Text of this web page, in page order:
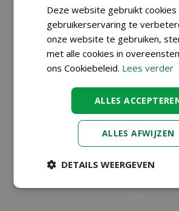
Gepubliceerd op4
augustus 2026
Ga je deze zomer
niet op vakantie?
Maak er dan in
eigen balkon of
(dak)terras een
vakantieparadijsje
, ook voor de
2026
Wij
de
Lees
Deze website gebruikt cookies
gebruikerservaring te
onze website te gebruiken,
met alle cookies in
ons Cookiebeleid. Lees verder
ALLES
ALLES AFWIJZEN
DETAILS WEERGEVEN